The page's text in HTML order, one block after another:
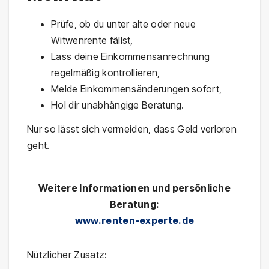
Prüfe, ob du unter alte oder neue
Witwenrente fällst,
Lass deine Einkommensanrechnung
regelmäßig kontrollieren,
Melde Einkommensänderungen sofort,
Hol dir unabhängige Beratung.
Nur so lässt sich vermeiden, dass Geld verloren
geht.
Weitere Informationen und persönliche
Beratung:
www.renten-experte.de
Nützlicher Zusatz: